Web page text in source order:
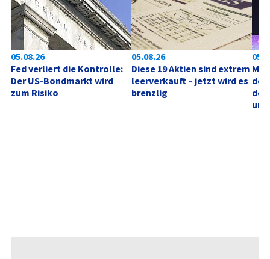
05.08.26
Fed verliert die Kontrolle:
Der US-Bondmarkt wird
zum Risiko
05.08.26
Diese 19 Aktien sind extrem
leerverkauft – jetzt wird es
brenzlig
der